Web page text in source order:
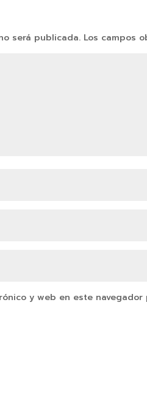
será publicada. Los campos
y web en este